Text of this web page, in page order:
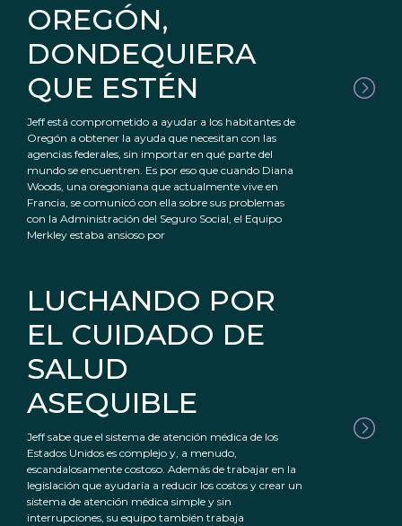
OREGÓN,
DONDEQUIERA
QUE ESTÉN
Jeff está comprometido a ayudar a los habitantes de
Oregón a obtener la ayuda que necesitan con las
agencias federales, sin importar en qué parte del
mundo se encuentren. Es por eso que cuando Diana
Woods, una oregoniana que actualmente vive en
Francia, se comunicó con ella sobre sus problemas
con la Administración del Seguro Social, el Equipo
Merkley estaba ansioso por
LUCHANDO POR
EL CUIDADO DE
SALUD
ASEQUIBLE
Jeff sabe que el sistema de atención médica de los
Estados Unidos es complejo y, a menudo,
escandalosamente costoso. Además de trabajar en la
legislación que ayudaría a reducir los costos y crear un
sistema de atención médica simple y sin
interrupciones, su equipo también trabaja